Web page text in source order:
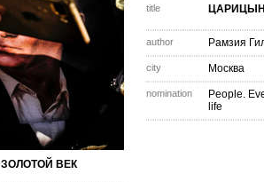
ЗОЛОТОЙ ВЕК
title
author Рамзия
city Москва
nomination
People.
life